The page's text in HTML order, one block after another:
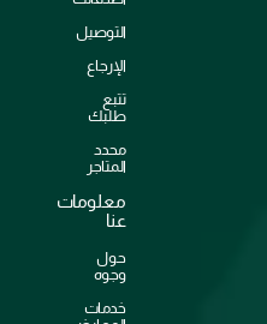
التوصيل
الإرجاع
تتبع
طلبك
محدد
المتاجر
معلومات
عنا
حول
وجوه
خدمات